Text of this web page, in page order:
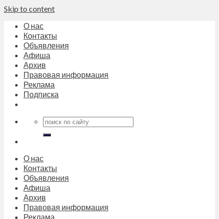
Skip to content
О нас
Контакты
Объявления
Афиша
Архив
Правовая информация
Реклама
Подписка
О нас
Контакты
Объявления
Афиша
Архив
Правовая информация
Реклама